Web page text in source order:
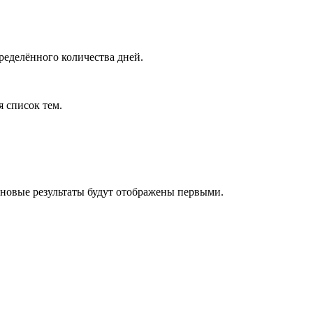
количества дней.
список тем.
результаты будут отображены первыми.